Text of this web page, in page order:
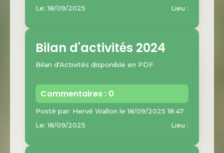
Le: 18/09/2025
Lieu :
Bilan d'activités 2024
Bilan d'Activités disponible en PDF
Commentaires : 0
Posté par: Hervé Wallon le 18/09/2025 18:47
Le: 18/09/2025
Lieu :